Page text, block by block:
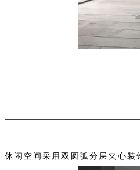
休闲空间采用双圆弧分层夹心装